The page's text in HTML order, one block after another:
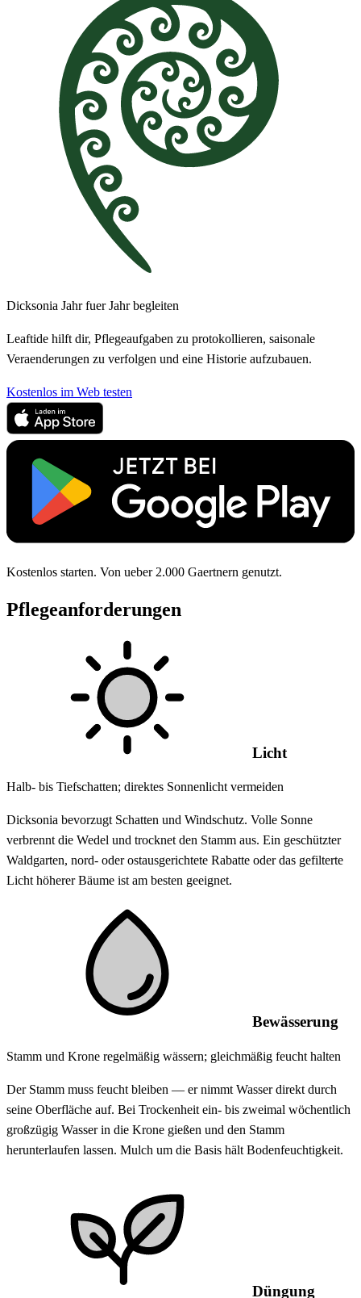
Dicksonia Jahr fuer Jahr begleiten
Leaftide hilft dir, Pflegeaufgaben zu protokollieren, saisonale
Veraenderungen zu verfolgen und eine Historie aufzubauen.
Kostenlos im Web testen
Kostenlos starten. Von ueber 2.000 Gaertnern genutzt.
Pflegeanforderungen
Licht
Halb- bis Tiefschatten; direktes Sonnenlicht vermeiden
Dicksonia bevorzugt Schatten und Windschutz. Volle Sonne
verbrennt die Wedel und trocknet den Stamm aus. Ein geschützter
Waldgarten, nord- oder ostausgerichtete Rabatte oder das gefilterte
Licht höherer Bäume ist am besten geeignet.
Bewässerung
Stamm und Krone regelmäßig wässern; gleichmäßig feucht halten
Der Stamm muss feucht bleiben — er nimmt Wasser direkt durch
seine Oberfläche auf. Bei Trockenheit ein- bis zweimal wöchentlich
großzügig Wasser in die Krone gießen und den Stamm
herunterlaufen lassen. Mulch um die Basis hält Bodenfeuchtigkeit.
Düngung